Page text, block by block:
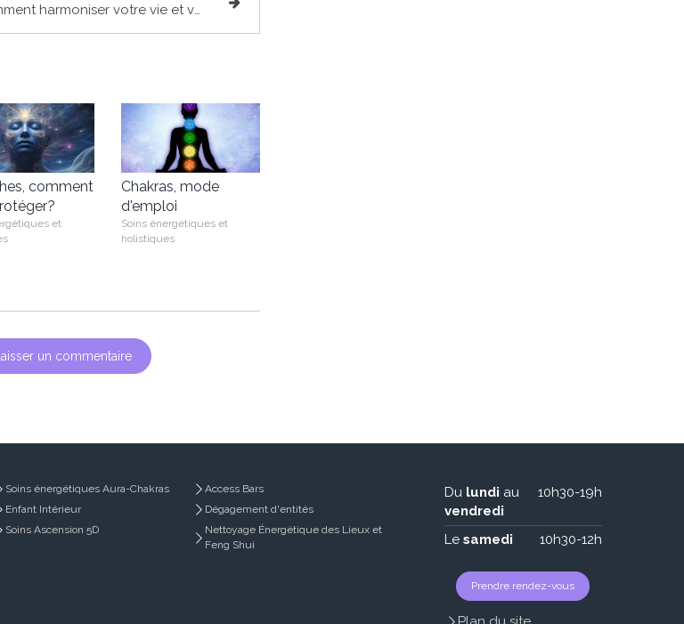
Comment harmoniser votre vie et votre santé par des Séquences Numériques?
comment
et
Chakras, mode
d'emploi
Soins énergétiques et
holistiques
Laisser un commentaire
Soins énergétiques Aura-Chakras
Enfant Intérieur
Soins Ascension 5D
Access Bars
Dégagement d'entités
Nettoyage Énergétique des Lieux et
Feng Shui
Du lundi au
vendredi
10h30-19h
Le samedi 10h30-12h
Prendre rendez-vous